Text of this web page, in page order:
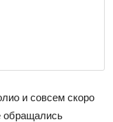
и совсем скоро
обращались